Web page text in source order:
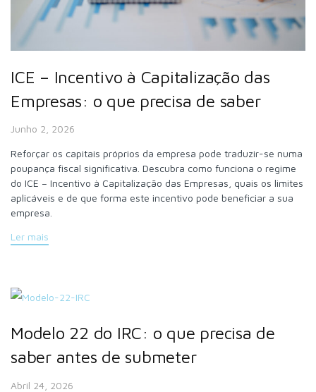
ICE – Incentivo à Capitalização das
Empresas: o que precisa de saber
Junho 2, 2026
Reforçar os capitais próprios da empresa pode traduzir-se numa
poupança fiscal significativa. Descubra como funciona o regime
do ICE – Incentivo à Capitalização das Empresas, quais os limites
aplicáveis e de que forma este incentivo pode beneficiar a sua
empresa.
Ler mais
Modelo 22 do IRC: o que precisa de
saber antes de submeter
Abril 24, 2026